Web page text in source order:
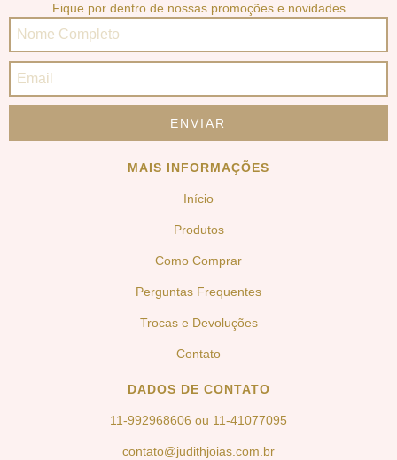
Fique por dentro de nossas promoções e novidades
MAIS INFORMAÇÕES
Início
Produtos
Como Comprar
Perguntas Frequentes
Trocas e Devoluções
Contato
DADOS DE CONTATO
11-992968606 ou 11-41077095
contato@judithjoias.com.br